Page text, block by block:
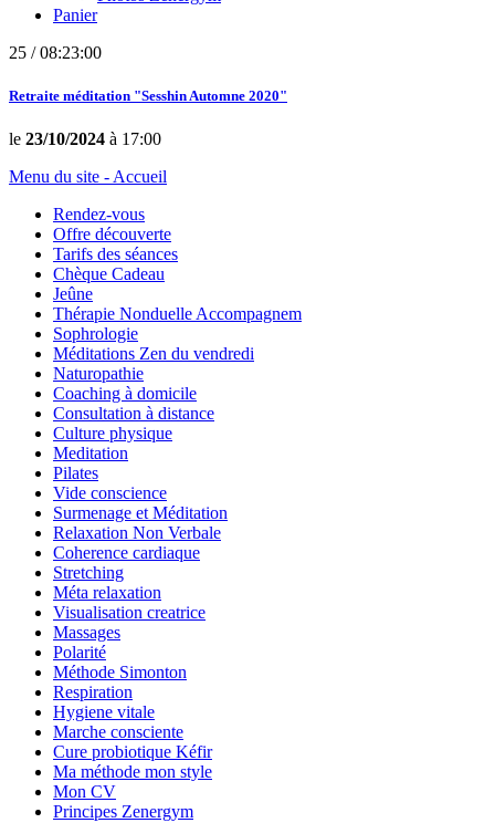
Panier
25 / 08:23:00
Retraite méditation "Sesshin Automne 2020"
le 23/10/2024 à 17:00
Menu du site - Accueil
Rendez-vous
Offre découverte
Tarifs des séances
Chèque Cadeau
Jeûne
Thérapie Nonduelle Accompagnem
Sophrologie
Méditations Zen du vendredi
Naturopathie
Coaching à domicile
Consultation à distance
Culture physique
Meditation
Pilates
Vide conscience
Surmenage et Méditation
Relaxation Non Verbale
Coherence cardiaque
Stretching
Méta relaxation
Visualisation creatrice
Massages
Polarité
Méthode Simonton
Respiration
Hygiene vitale
Marche consciente
Cure probiotique Kéfir
Ma méthode mon style
Mon CV
Principes Zenergym